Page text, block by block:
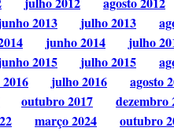
2013 julho 2013
junho 2014 julho
2015 julho 2015
julho 2016 agosto
outubro 2017 dezembro
março 2024 outubro